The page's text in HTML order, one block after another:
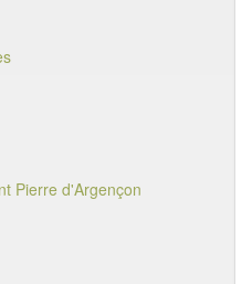
Pierre d'Argençon